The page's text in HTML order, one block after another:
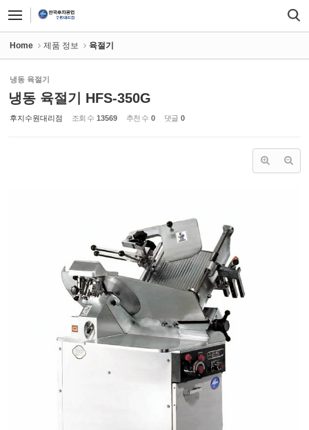
Home 제품 정보 육절기
냉동 육절기
냉동 육절기 HFS-350G
후지수원대리점 조회 수 13569 추천 수 0 댓글 0